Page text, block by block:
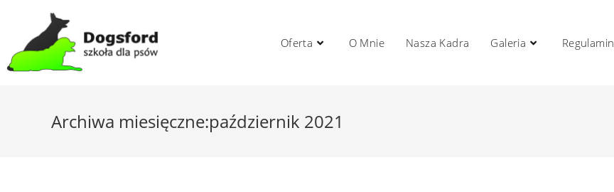
content
Oferta O Mnie Nasza Kadra Galeria Regulamin
Archiwa miesięczne:październik 2021